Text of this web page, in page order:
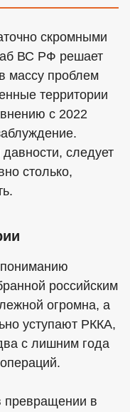
скромными
ВС РФ решает
массу проблем
территории
с 2022
следует
столько,
российским
огромна, а
уступают РККА,
с лишним года
превращении в